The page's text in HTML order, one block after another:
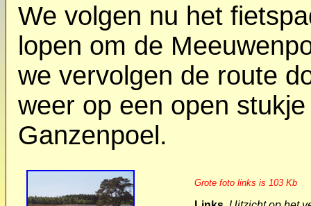
We volgen nu het
lopen om de
we vervolgen de route
weer op een open
Ganzenpoel.
Grote foto links is 103 Kb